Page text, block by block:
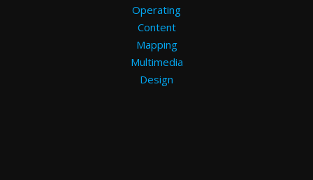
Operating
Content
Mapping
Multimedia
Design